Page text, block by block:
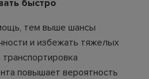
быстро
тем выше шансы
и избежать тяжелых
повышает вероятность